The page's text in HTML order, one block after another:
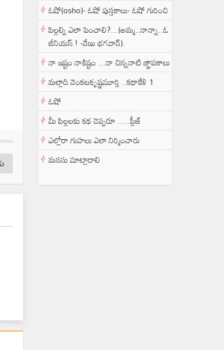
ఓషో(osho)- ఓషో పుస్తకాలు- ఓషో గురించి
పిల్లల్ని ఎలా పెంచాలి?...(అమ్మ..నాన్నా..ఓ
జీనియస్ ! -వేణు భగవాన్).
నా ఇష్టం నాకిష్టం ...నా చిన్ననాటి జ్ఞాపకాలు
మల్లాది వెంకటకృష్ణమూర్తి ..కథాకేళి 1
ఓషో
మీ పిల్లలకు కథ చెప్పరూ .....ప్లీజ్
ఎల్లోరా గుహలు ఎలా నిర్మించారు
మనసు మాట్లాడాలి